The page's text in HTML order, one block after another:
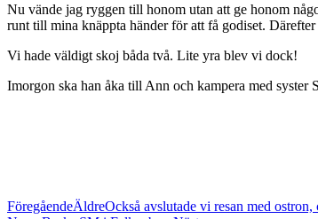
Nu vände jag ryggen till honom utan att ge honom
runt till mina knäppta händer för att få godiset.
Vi hade väldigt skoj båda två. Lite yra blev vi dock!
Imorgon ska han åka till Ann och kampera med
FöregåendeÄldreOckså avslutade vi resan med ostron,